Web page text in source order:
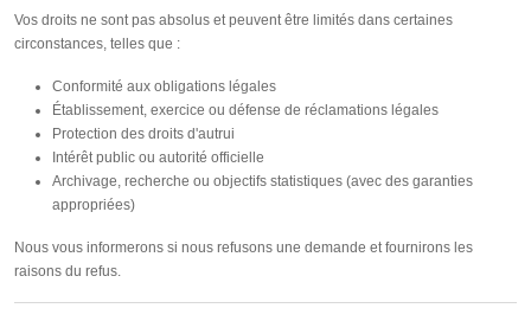
Vos droits ne sont pas absolus et peuvent être limités dans certaines
circonstances, telles que :
Conformité aux obligations légales
Établissement, exercice ou défense de réclamations légales
Protection des droits d'autrui
Intérêt public ou autorité officielle
Archivage, recherche ou objectifs statistiques (avec des garanties
appropriées)
Nous vous informerons si nous refusons une demande et fournirons les
raisons du refus.